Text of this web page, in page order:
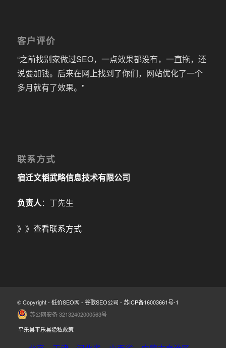
客户评价
“之前找别家做过SEO，一点效果都没有，一直拖，还
说要加钱。后来在网上找到了你们，网站优化了一个
多月就有了效果。”
联系方式
宿迁文韬武略信息技术有限公司
负责人：丁先生
》》 查看联系方式
© Copyright - 低价SEO网 - 谷歌SEO公司 - 苏ICP备16003661号-1
苏公网安备 32132402000563号
平乐县平乐县隐私政策